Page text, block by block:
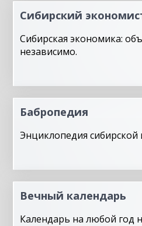
Сибирский
Сибирская экономика:
независимо.
Бабропедия
Энциклопедия сибирской
Вечный календарь
Календарь на любой год